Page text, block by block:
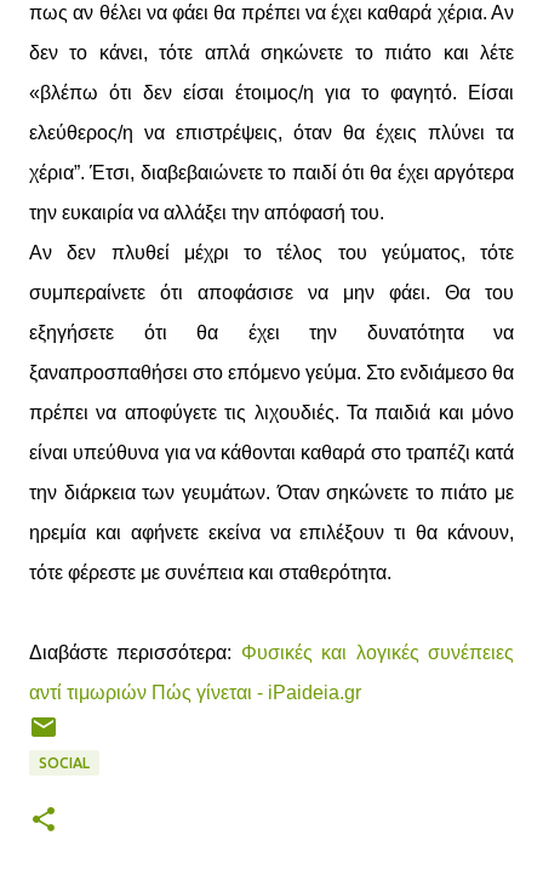
πως αν θέλει να φάει θα πρέπει να έχει καθαρά χέρια. Αν
δεν το κάνει, τότε απλά σηκώνετε το πιάτο και λέτε
«βλέπω ότι δεν είσαι έτοιμος/η για το φαγητό. Είσαι
ελεύθερος/η να επιστρέψεις, όταν θα έχεις πλύνει τα
χέρια”. Έτσι, διαβεβαιώνετε το παιδί ότι θα έχει αργότερα
την ευκαιρία να αλλάξει την απόφασή του.
Αν δεν πλυθεί μέχρι το τέλος του γεύματος, τότε
συμπεραίνετε ότι αποφάσισε να μην φάει. Θα του
εξηγήσετε ότι θα έχει την δυνατότητα να
ξαναπροσπαθήσει στο επόμενο γεύμα. Στο ενδιάμεσο θα
πρέπει να αποφύγετε τις λιχουδιές. Τα παιδιά και μόνο
είναι υπεύθυνα για να κάθονται καθαρά στο τραπέζι κατά
την διάρκεια των γευμάτων. Όταν σηκώνετε το πιάτο με
ηρεμία και αφήνετε εκείνα να επιλέξουν τι θα κάνουν,
τότε φέρεστε με συνέπεια και σταθερότητα.
Διαβάστε περισσότερα: Φυσικές και λογικές συνέπειες
αντί τιμωριών Πώς γίνεται - iPaideia.gr
SOCIAL